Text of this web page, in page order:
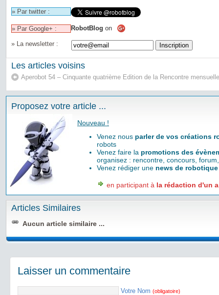
» Par twitter :
» Par Google+ : RobotBlog on
» La newsletter :
Les articles voisins
Aperobot 54 – Cinquante quatrième Edition de la Rencontre
Proposez votre article ...
Nouveau !
Venez nous parler de vos créations
robots
Venez faire la promotions des
organisez : rencontre, concours,
Venez rédiger une news de robotique
en participant à la rédaction d'un
Articles Similaires
Aucun article similaire ...
Laisser un commentaire
Votre Nom (obligatoire)